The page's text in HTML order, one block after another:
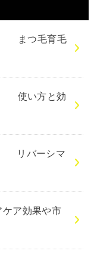
まつ毛育毛
方と効
バーシマ
ア効果や市